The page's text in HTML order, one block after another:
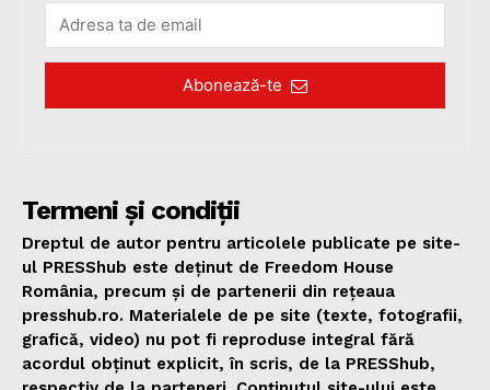
Abonează-te
Termeni și condiții
Dreptul de autor pentru articolele publicate pe site-
ul PRESShub este deținut de Freedom House
România, precum și de partenerii din rețeaua
presshub.ro. Materialele de pe site (texte, fotografii,
grafică, video) nu pot fi reproduse integral fără
acordul obținut explicit, în scris, de la PRESShub,